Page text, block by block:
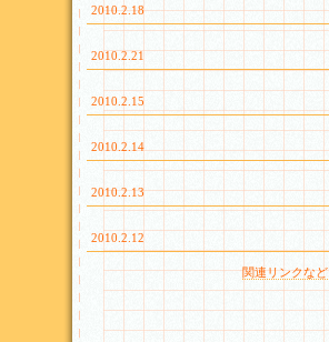
2010.2.18
2010.2.21
2010.2.15
2010.2.14
2010.2.13
2010.2.12
関連リンクなど